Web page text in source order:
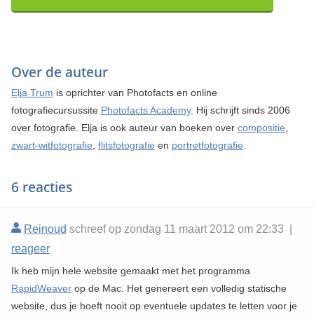
Over de auteur
Elja Trum is oprichter van Photofacts en online
fotografiecursussite Photofacts Academy. Hij schrijft sinds 2006
over fotografie. Elja is ook auteur van boeken over compositie,
zwart-witfotografie, flitsfotografie en portretfotografie.
6 reacties
Reinoud schreef op zondag 11 maart 2012 om 22:33 |
reageer
Ik heb mijn hele website gemaakt met het programma
RapidWeaverop de Mac. Het genereert een volledig statische
website, dus je hoeft nooit op eventuele updates te letten voor je